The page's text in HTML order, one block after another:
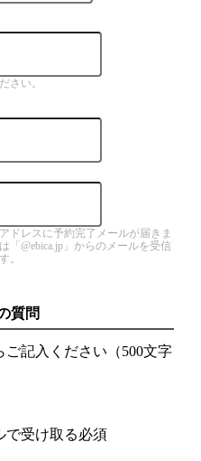
さい。
ドレスに予約完了メールが届きま
「@ebica.jp」からのメールを受信
。
質問
記入ください（500文字
で受け取る必須